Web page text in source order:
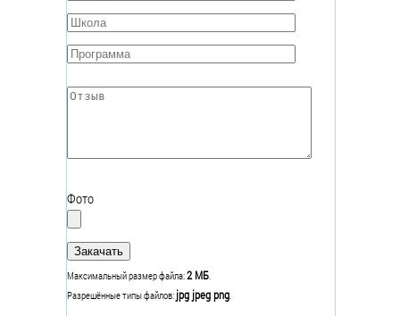
Школа*
Программа*
Отзыв*
Фото
Максимальный размер файла:2 МБ
Разрешённые типы файлов: jpg jpeg png